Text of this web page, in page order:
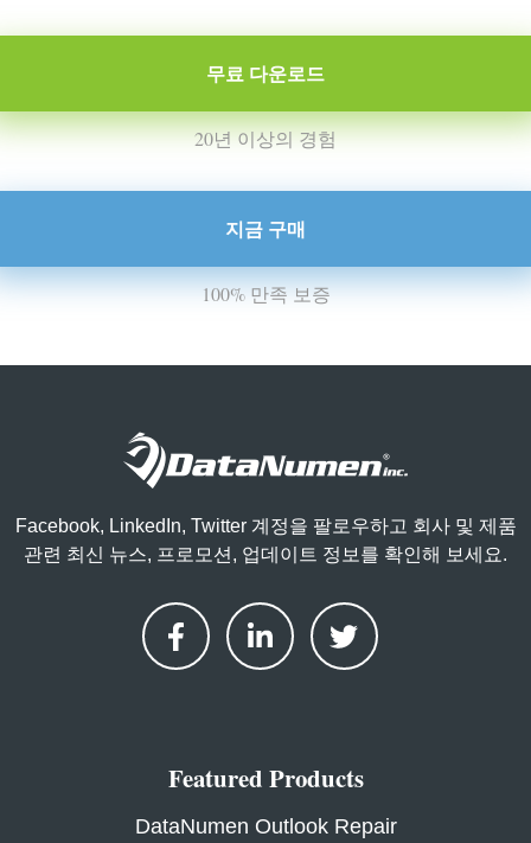
무료 다운로드
20년 이상의 경험
지금 구매
100% 만족 보증
Facebook, LinkedIn, Twitter 계정을 팔로우하고 회사 및 제품
관련 최신 뉴스, 프로모션, 업데이트 정보를 확인해 보세요.
Featured Products
DataNumen Outlook Repair